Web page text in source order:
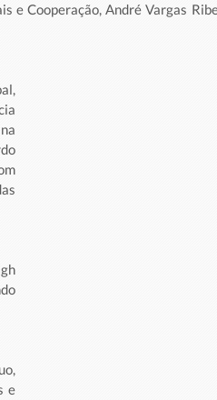
e Cooperação, André Vargas
e